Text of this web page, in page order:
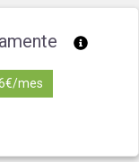
mes